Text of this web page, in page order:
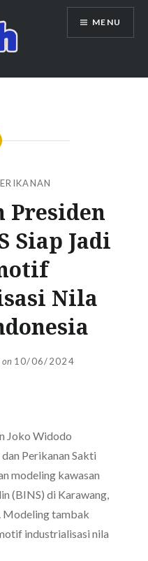
BENIH
MENU
Presiden
Siap Jadi
Nila
on 10/06/2024
Joko Widodo
Perikanan Sakti
modeling kawasan
(BINS) di Karawang,
Modeling tambak
industrialisasi nila